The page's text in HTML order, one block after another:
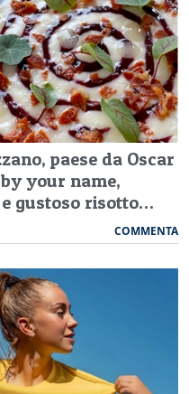
paese da Oscar
your name,
gustoso risotto…
COMMENTA